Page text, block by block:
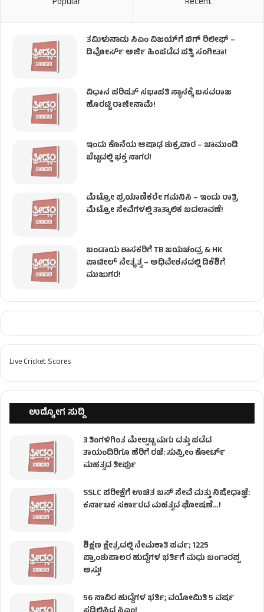
ತಮಿಳುನಾಡು ಸಿಎಂ ವಿಜಯ್‌ಗೆ ಬಿಗ್ ರಿಲೀಫ್ –
ಡಿವೋರ್ಸ್ ಅರ್ಜಿ ಹಿಂಪಡೆದ ಪತ್ನಿ ಸಂಗೀತಾ!
ವಿಧಾನ ಪರಿಷತ್ ಸಭಾಪತಿ ಸ್ಥಾನಕ್ಕೆ ಬಸವರಾಜ
ಹೊರಟ್ಟಿ ರಾಜೀನಾಮೆ!
ಇಂದು ಕೊನೆಯ ಆಷಾಢ ಶುಕ್ರವಾರ – ಚಾಮುಂಡಿ
ಬೆಟ್ಟದಲ್ಲಿ ಭಕ್ತ ಸಾಗರ!
ಮೆಟ್ರೋ ಪ್ರಯಾಣಿಕರೇ ಗಮನಿಸಿ – ಇಂದು ರಾತ್ರಿ
ಮೆಟ್ರೋ ಸೇವೆಗಳಲ್ಲಿ ತಾತ್ಕಾಲಿಕ ಬದಲಾವಣೆ!
ಬಂಡಾಯ ಶಾಸಕರಿಗೆ TB ಜಯಚಂದ್ರ & HK
ಪಾಟೀಲ್ ನೇತೃತ್ವ – ಅಧಿವೇಶನದಲ್ಲಿ ಡಿಕೆಶಿಗೆ
ಮುಜುಗರ!
Live Cricket Scores
ಉದ್ಯೋಗ ಸುದ್ದಿ
3 ತಿಂಗಳಿಗಿಂತ ಮೇಲ್ಪಟ್ಟ ಮಗು ದತ್ತು ಪಡೆದ
ತಾಯಂದಿರಿಗೂ ಹೆರಿಗೆ ರಜೆ: ಸುಪ್ರೀಂ ಕೋರ್ಟ್
ಮಹತ್ವದ ತೀರ್ಪು
SSLC ಪರೀಕ್ಷೆಗೆ ಉಚಿತ ಬಸ್ ಸೇವೆ ಮತ್ತು ನಿಷೇಧಾಜ್ಞೆ:
ಕರ್ನಾಟಕ ಸರ್ಕಾರದ ಮಹತ್ವದ ಘೋಷಣೆ…!
ಶಿಕ್ಷಣ ಕ್ಷೇತ್ರದಲ್ಲಿ ನೇಮಕಾತಿ ಪರ್ವ; 1225
ಪ್ರಾಂಶುಪಾಲರ ಹುದ್ದೆಗಳ ಭರ್ತಿಗೆ ಮಧು ಬಂಗಾರಪ್ಪ
ಅಸ್ತು!
56 ಸಾವಿರ ಹುದ್ದೆಗಳ ಭರ್ತಿ; ವಯೋಮಿತಿ 5 ವರ್ಷ